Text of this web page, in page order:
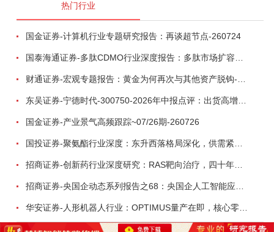
热门行业
国金证券-计算机行业专题研究报告：再谈超节点-260724
东吴证券-宁德时代-300750-2026年中报点评：出货高增业绩稳健，回购彰显龙头信心-260726
国金证券-产业景气高频跟踪~07/26期-260726
招商证券-创新药行业深度研究：RAS靶向治疗，四十年不可成药的终结，与终结之后的治疗格局演化-260805